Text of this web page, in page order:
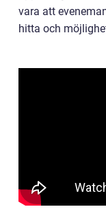
vara att
hitta och